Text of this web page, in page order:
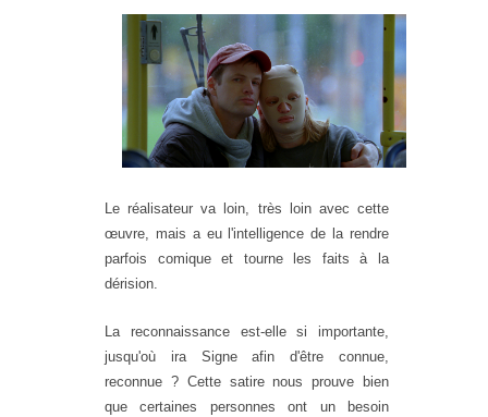
Le réalisateur va loin, très loin avec cette
œuvre, mais a eu l'intelligence de la rendre
parfois comique et tourne les faits à la
dérision.
La reconnaissance est-elle si importante,
jusqu'où ira Signe afin d'être connue,
reconnue ? Cette satire nous prouve bien
que certaines personnes ont un besoin